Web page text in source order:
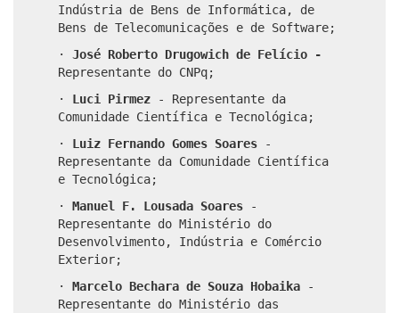
Indústria de Bens de Informática, de
Bens de Telecomunicações e de Software;
·
José Roberto Drugowich de Felício -
Representante do CNPq;
·
Luci Pirmez
- Representante da
Comunidade Científica e Tecnológica;
·
Luiz Fernando Gomes Soares
-
Representante da Comunidade Científica
e Tecnológica;
·
Manuel F. Lousada Soares
-
Representante do Ministério do
Desenvolvimento, Indústria e Comércio
Exterior;
·
Marcelo Bechara de Souza Hobaika
-
Representante do Ministério das